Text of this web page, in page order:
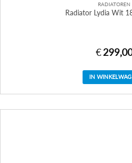
RADIATOREN
Radiator Lydia Wit
€
IN